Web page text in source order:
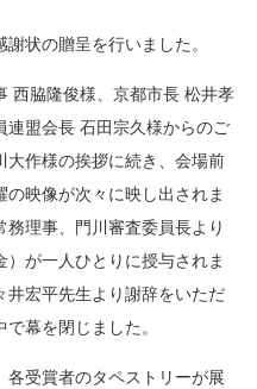
状の贈呈を行いました。
西脇隆俊様、京都市長 松井孝
連盟会長 石田宗久様からのご
大作様の挨拶に続き、会場前
映像が次々に映し出されま
務理事、門川審査委員長より
が一人ひとりに授与されま
井宏平先生より謝辞をいただ
幕を閉じました。
各受賞者のタペストリーが展